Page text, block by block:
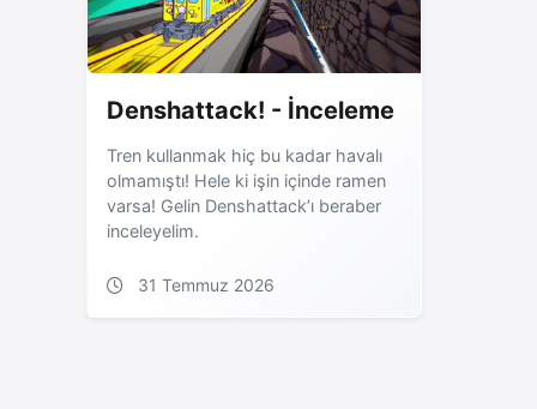
Denshattack! - İnceleme
Tren kullanmak hiç bu kadar havalı
olmamıştı! Hele ki işin içinde ramen
varsa! Gelin Denshattack’ı beraber
inceleyelim.
31 Temmuz 2026